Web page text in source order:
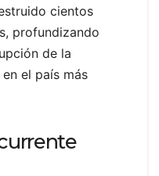
cientos
profundizando
de la
el país más